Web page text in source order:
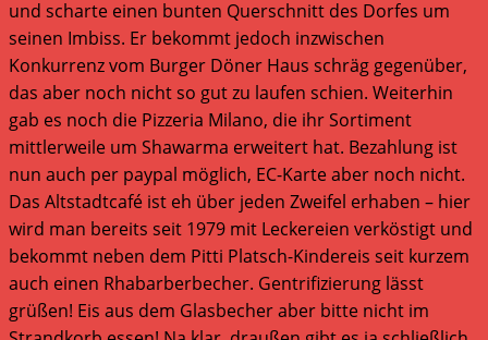
und scharte einen bunten Querschnitt des Dorfes um
seinen Imbiss. Er bekommt jedoch inzwischen
Konkurrenz vom Burger Döner Haus schräg gegenüber,
das aber noch nicht so gut zu laufen schien. Weiterhin
gab es noch die Pizzeria Milano, die ihr Sortiment
mittlerweile um Shawarma erweitert hat. Bezahlung ist
nun auch per paypal möglich, EC-Karte aber noch nicht.
Das Altstadtcafé ist eh über jeden Zweifel erhaben – hier
wird man bereits seit 1979 mit Leckereien verköstigt und
bekommt neben dem Pitti Platsch-Kindereis seit kurzem
auch einen Rhabarberbecher. Gentrifizierung lässt
grüßen! Eis aus dem Glasbecher aber bitte nicht im